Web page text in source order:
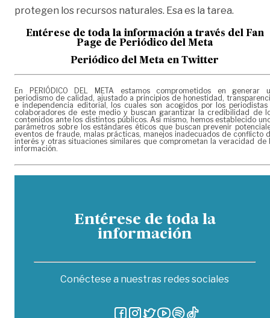
protegen los recursos naturales. Esa es la tarea.
Entérese de toda la información a través del Fan
Page de Periódico del Meta
Periódico del Meta en Twitter
En PERIÓDICO DEL META estamos comprometidos en generar
periodismo de calidad, ajustado a principios de honestidad,
e independencia editorial, los cuales son acogidos por los periodistas
colaboradores de este medio y buscan garantizar la credibilidad de
contenidos ante los distintos públicos. Así mismo, hemos establecido
parámetros sobre los estándares éticos que buscan prevenir
eventos de fraude, malas prácticas, manejos inadecuados de conflicto
interés y otras situaciones similares que comprometan la veracidad de
información.
Entérese de toda la
información
Conéctese a nuestras redes sociales